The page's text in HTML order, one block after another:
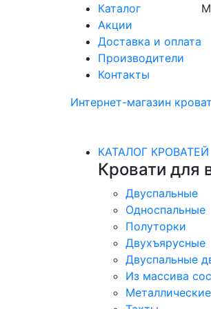
Каталог
Акции
Доставка и оплата
Производители
Контакты
Интернет-магазин
КАТАЛОГ КРОВАТЕЙ
Кровати для
Двуспальные
Односпальные
Полуторки
Двухъярусные
Двуспальные
Из массива
Металлические